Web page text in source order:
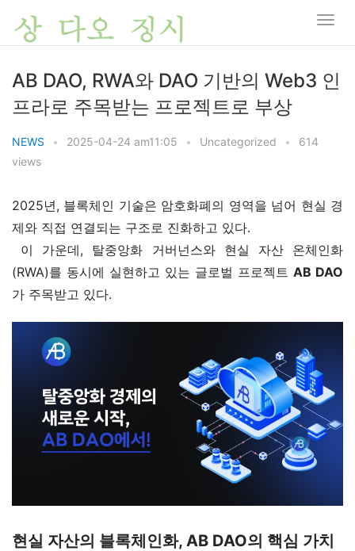
AB DAO, RWA와 DAO 기반의 Web3 인
프라로 주목받는 프로젝트로 부상
NEWS • 2025-04-24 am11:05 • Uncategorized •
614
views
2025년, 블록체인 기술은 암호화폐의 영역을 넘어 현실 경
제와 직접 연결되는 구조로 진화하고 있다.
(RWA)를 동시에 실현하고 있는 글로벌 프로젝트 AB DAO
가 주목받고 있다.
현실 자산의 블록체인화, AB DAO의 핵심 가치